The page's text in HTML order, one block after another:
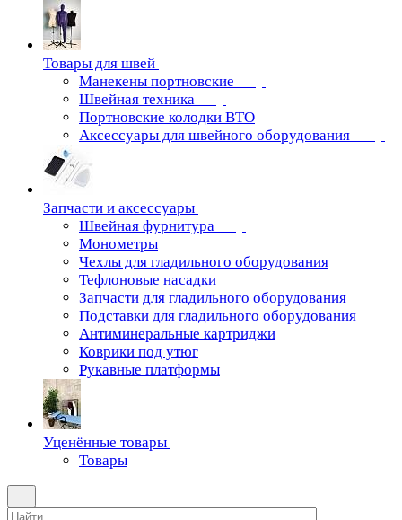
Товары для швей
Манекены портновские
Швейная техника
Портновские колодки ВТО
Аксессуары для швейного оборудования
Запчасти и аксессуары
Швейная фурнитура
Монометры
Чехлы для гладильного оборудования
Тефлоновые насадки
Запчасти для гладильного оборудования
Подставки для гладильного оборудования
Антиминеральные картриджи
Коврики под утюг
Рукавные платформы
Уценённые товары
Товары